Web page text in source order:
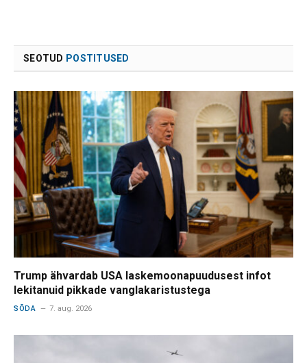
SEOTUD POSTITUSED
Trump ähvardab USA laskemoonapuudusest infot
lekitanuid pikkade vanglakaristustega
SÕDA 7. aug. 2026